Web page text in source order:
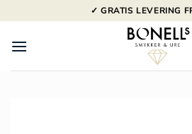
til
indhold
✓ GRATIS LEVERING